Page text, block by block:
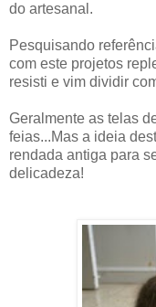
do artesanal.
Pesquisando
com este projetos
resisti e vim dividir
Geralmente as telas
feias...Mas a ideia
rendada antiga para
delicadeza!